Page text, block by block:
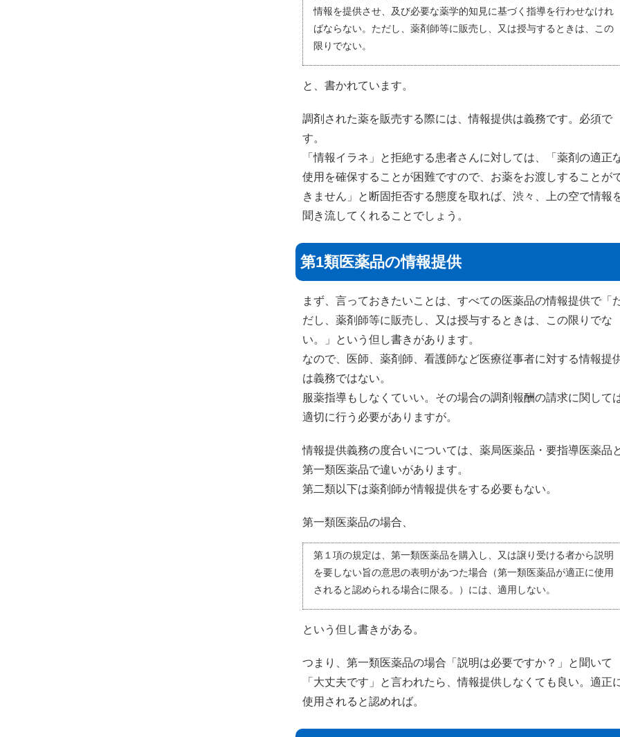
情報を提供させ、及び必要な薬学的知見に基づく指導を行わせなけれ
ばならない。ただし、薬剤師等に販売し、又は授与するときは、この
限りでない。
と、書かれています。
調剤された薬を販売する際には、情報提供は義務です。必須で
す。
「情報イラネ」と拒絶する患者さんに対しては、「薬剤の適正
使用を確保することが困難ですので、お薬をお渡しすることが
きません」と断固拒否する態度を取れば、渋々、上の空で情報
聞き流してくれることでしょう。
第1類医薬品の情報提供
まず、言っておきたいことは、すべての医薬品の情報提供で「
だし、薬剤師等に販売し、又は授与するときは、この限りでな
い。」という但し書きがあります。
なので、医師、薬剤師、看護師など医療従事者に対する情報提
は義務ではない。
服薬指導もしなくていい。その場合の調剤報酬の請求に関して
適切に行う必要がありますが。
情報提供義務の度合いについては、薬局医薬品・要指導医薬品
第一類医薬品で違いがあります。
第二類以下は薬剤師が情報提供をする必要もない。
第一類医薬品の場合、
第１項の規定は、第一類医薬品を購入し、又は譲り受ける者から説明
を要しない旨の意思の表明があつた場合（第一類医薬品が適正に使用
されると認められる場合に限る。）には、適用しない。
という但し書きがある。
つまり、第一類医薬品の場合「説明は必要ですか？」と聞いて
「大丈夫です」と言われたら、情報提供しなくても良い。適正
使用されると認めれば。